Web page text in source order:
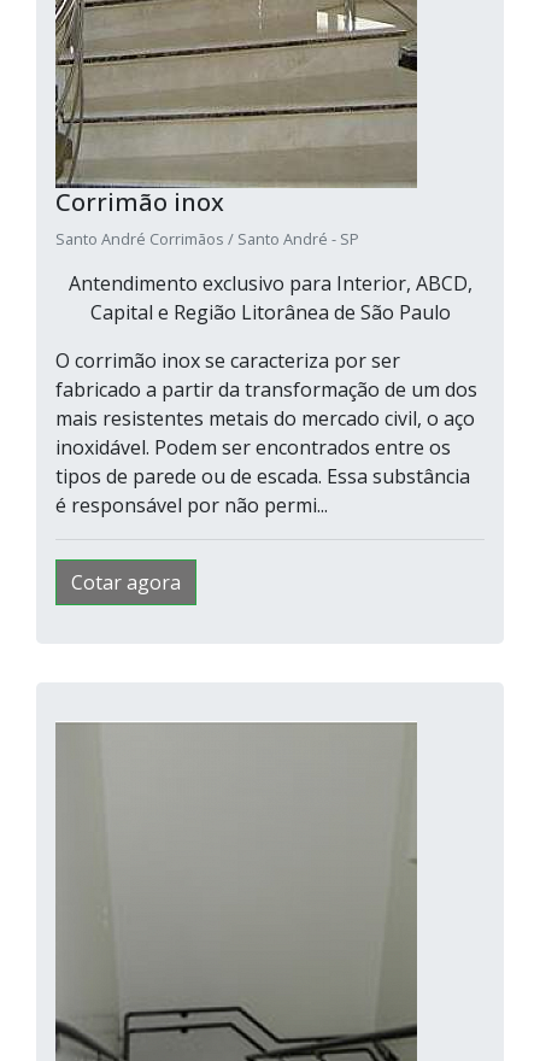
Corrimão inox
Santo André Corrimãos / Santo André - SP
Antendimento exclusivo para Interior, ABCD,
Capital e Região Litorânea de São Paulo
O corrimão inox se caracteriza por ser
fabricado a partir da transformação de um dos
mais resistentes metais do mercado civil, o aço
inoxidável. Podem ser encontrados entre os
tipos de parede ou de escada. Essa substância
é responsável por não permi...
Cotar agora